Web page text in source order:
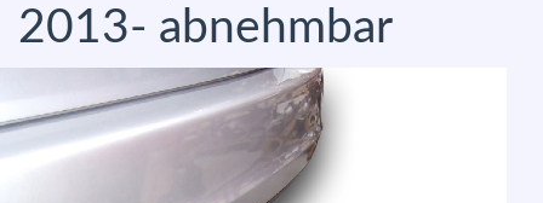
2013- abnehmbar